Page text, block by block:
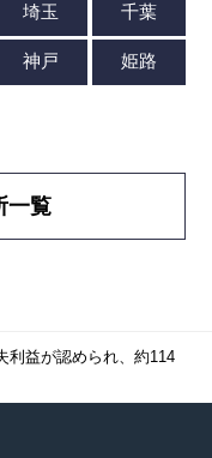
一覧
利益が認められ、約114